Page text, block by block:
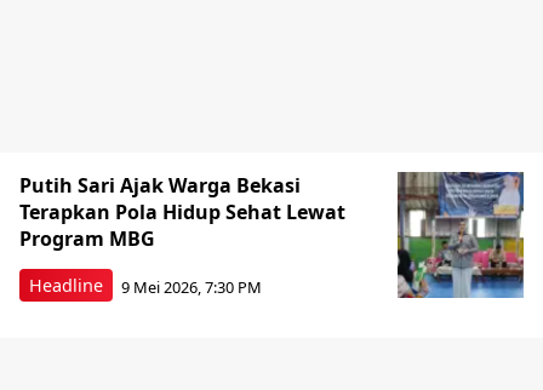
Headline
Putih Sari Ajak Warga Bekasi
Terapkan Pola Hidup Sehat Lewat
Program MBG
9 Mei 2026, 7:30 PM